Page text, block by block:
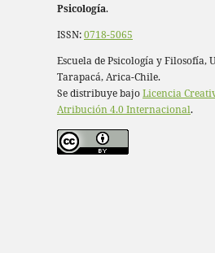
Psicología.
ISSN:0718-5065
Escuela de Psicología y Filosofía,
Tarapacá, Arica-Chile.
Se distribuye bajoLicencia
Atribución 4.0 Internacional.